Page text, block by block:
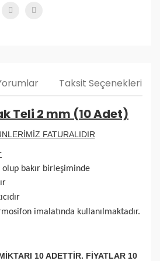
Taksit Seçenekleri
Teli 2 mm (10 Adet)
FATURALIDIR
olup bakır birleşiminde
imalatında kullanılmaktadır.
10 ADETTİR. FİYATLAR 10